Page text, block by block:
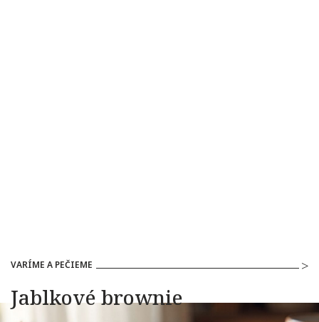
VARÍME A PEČIEME